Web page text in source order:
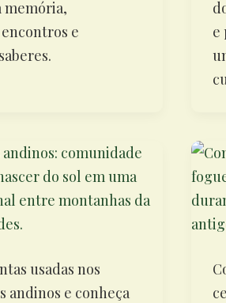
memória,
e
e
usadas nos
andinos e conheça